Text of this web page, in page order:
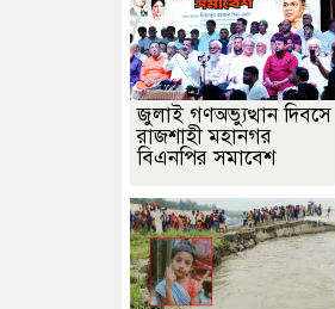
জুলাই গণঅভ্যুত্থান দিবসে
রাজশাহী মহানগর
বিএনপির সমাবেশ